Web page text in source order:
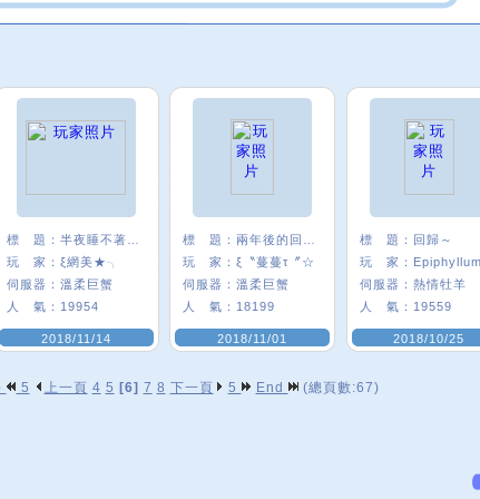
標 題：
玩 家： ξ網美★╮
伺服器： 溫柔巨蟹
人 氣： 19954
2018/11/14
標 題：
玩 家： ξ〝蔓蔓τ〞☆
伺服器： 溫柔巨蟹
人 氣： 18199
2018/11/01
標 題： 回歸～
玩 家：
伺服器： 熱情牡羊
人 氣： 19559
2018/10/25
5 上一頁 4 5 [6] 7 8 下一頁 5 End (總頁數:67)